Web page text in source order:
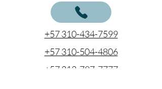
+57 310-434-7599
+57 310-504-4806
+57 312-797-7777